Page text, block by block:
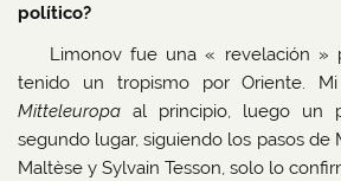
político?
Limonov fue una « revelación »
tenido un tropismo por Oriente.
Mitteleuropa al principio, luego un
segundo lugar, siguiendo los pasos de
Maltèse y Sylvain Tesson, solo lo